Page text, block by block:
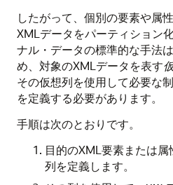
したがって、個別の要素や属
XMLデータをパーティション
ナル・データの標準的な手法
め、対象のXMLデータを表す
その仮想列を使用して必要な
を定義する必要があります。
手順は次のとおりです。
目的のXML要素または
列を定義します。